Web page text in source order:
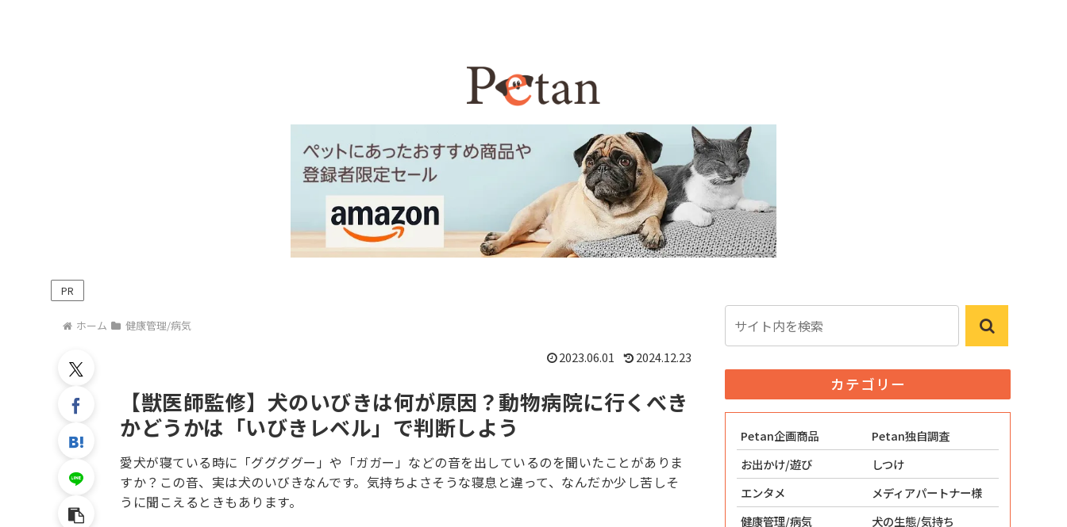
PR
ホーム 健康管理/病気
【獣医師監修】犬のいびきは何が原因？動物病院に行くべき
かどうかは「いびきレベル」で判断しよう
2023.06.01 2024.12.23
愛犬が寝ている時に「ググググー」や「ガガー」などの音を出しているのを聞いたことがありま
すか？この音、実は犬のいびきなんです。気持ちよさそうな寝息と違って、なんだか少し苦しそ
うに聞こえるときもあります。
カテゴリー
Petan企画商品
Petan独自調査
お出かけ/遊び
しつけ
エンタメ
メディアパートナー様
健康管理/病気
犬の生態/気持ち